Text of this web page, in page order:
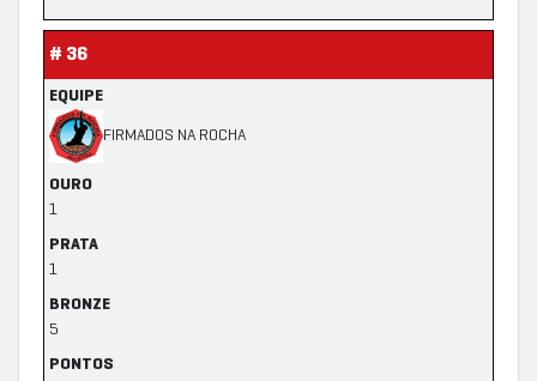
# 36
EQUIPE
FIRMADOS NA ROCHA
OURO
1
PRATA
1
BRONZE
5
PONTOS